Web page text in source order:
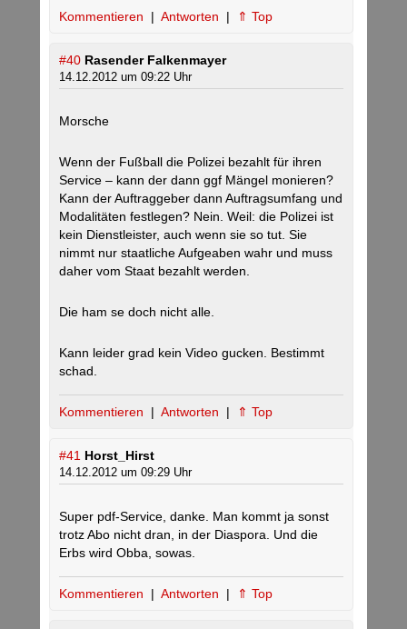
Kommentieren | Antworten | ⇑ Top
#40 Rasender Falkenmayer
14.12.2012 um 09:22 Uhr
Morsche
Wenn der Fußball die Polizei bezahlt für ihren
Service – kann der dann ggf Mängel monieren?
Kann der Auftraggeber dann Auftragsumfang und
Modalitäten festlegen? Nein. Weil: die Polizei ist
kein Dienstleister, auch wenn sie so tut. Sie
nimmt nur staatliche Aufgeaben wahr und muss
daher vom Staat bezahlt werden.
Die ham se doch nicht alle.
Kann leider grad kein Video gucken. Bestimmt
schad.
Kommentieren | Antworten | ⇑ Top
#41 Horst_Hirst
14.12.2012 um 09:29 Uhr
Super pdf-Service, danke. Man kommt ja sonst
trotz Abo nicht dran, in der Diaspora. Und die
Erbs wird Obba, sowas.
Kommentieren | Antworten | ⇑ Top